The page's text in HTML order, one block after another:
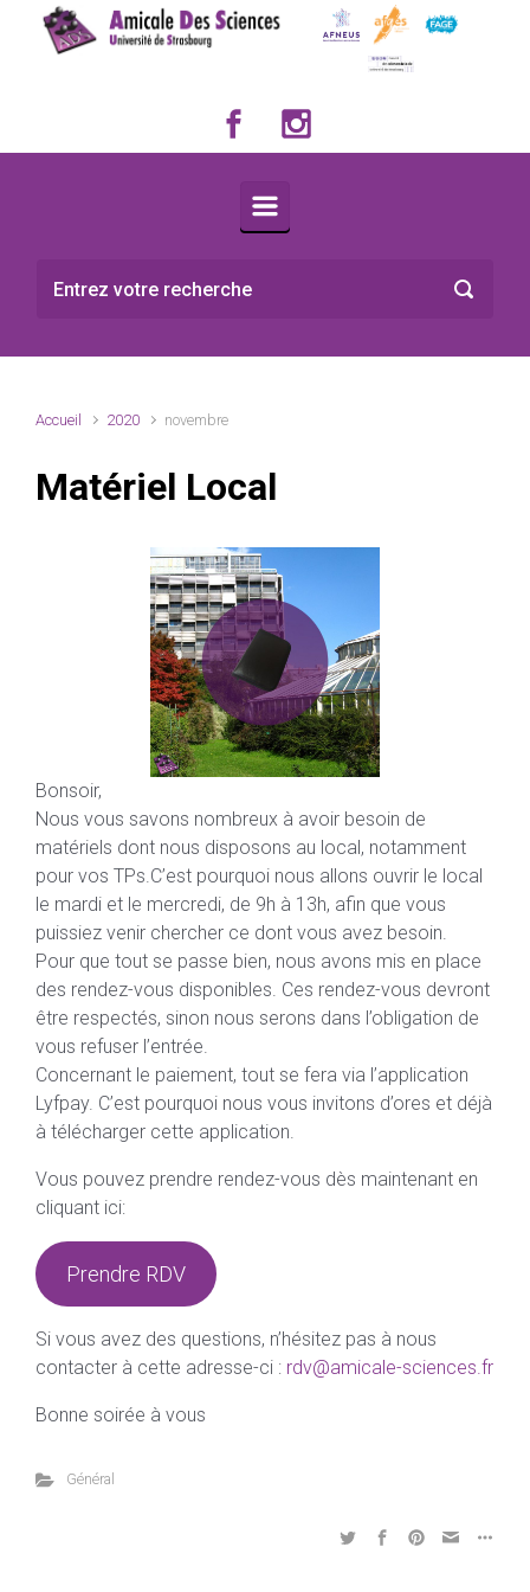
Skip to main content
Accueil 2020 novembre
Matériel Local
Bonsoir,
Nous vous savons nombreux à avoir besoin de
matériels dont nous disposons au local, notamment
pour vos TPs.C’est pourquoi nous allons ouvrir le local
le mardi et le mercredi, de 9h à 13h, afin que vous
puissiez venir chercher ce dont vous avez besoin.
Pour que tout se passe bien, nous avons mis en place
des rendez-vous disponibles. Ces rendez-vous devront
être respectés, sinon nous serons dans l’obligation de
vous refuser l’entrée.
Concernant le paiement, tout se fera via l’application
Lyfpay. C’est pourquoi nous vous invitons d’ores et déjà
à télécharger cette application.
Vous pouvez prendre rendez-vous dès maintenant en
cliquant ici:
Prendre RDV
Si vous avez des questions, n’hésitez pas à nous
contacter à cette adresse-ci : rdv@amicale-sciences.fr
Bonne soirée à vous
Général